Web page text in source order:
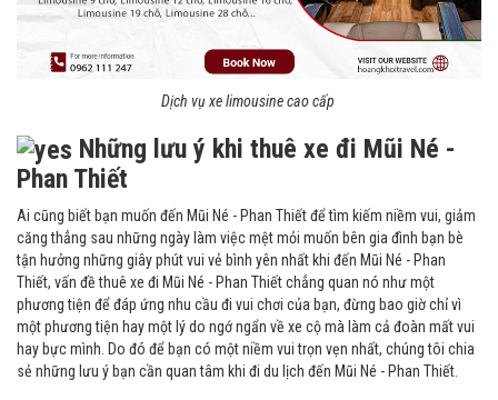
Dịch vụ xe limousine cao cấp
Những lưu ý khi thuê xe đi Mũi Né -
Phan Thiết
Ai cũng biết bạn muốn đến Mũi Né - Phan Thiết để tìm kiếm niềm vui, giảm
căng thẳng sau những ngày làm việc mệt mỏi muốn bên gia đình bạn bè
tận hưởng những giây phút vui vẻ bình yên nhất khi đến Mũi Né - Phan
Thiết, vấn đề thuê xe đi Mũi Né - Phan Thiết chẳng quan nó như một
phương tiện để đáp ứng nhu cầu đi vui chơi của bạn, đừng bao giờ chỉ vì
một phương tiện hay một lý do ngớ ngẩn về xe cộ mà làm cả đoàn mất vui
hay bực mình. Do đó để bạn có một niềm vui trọn vẹn nhất, chúng tôi chia
sẻ những lưu ý bạn cần quan tâm khi đi du lịch đến Mũi Né - Phan Thiết.